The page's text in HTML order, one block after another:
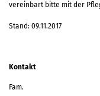
vereinbart bitte mit der
Stand: 09.11.2017
Kontakt
Fam.